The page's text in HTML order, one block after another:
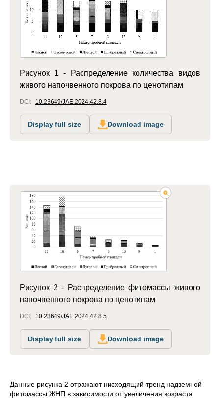
Рисунок 1 - Распределение количества видов
живого напочвенного покрова по ценотипам
DOI: 10.23649/JAE.2024.42.8.4
Display full size Download image
Рисунок 2 - Распределение фитомассы живого
напочвенного покрова по ценотипам
DOI: 10.23649/JAE.2024.42.8.5
Display full size Download image
Данные рисунка 2 отражают нисходящий тренд надземной
фитомассы ЖНП в зависимости от увеличения возраста